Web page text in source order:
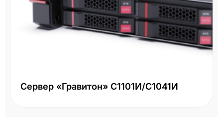
Сервер «Гравитон» С1101И/С1041И